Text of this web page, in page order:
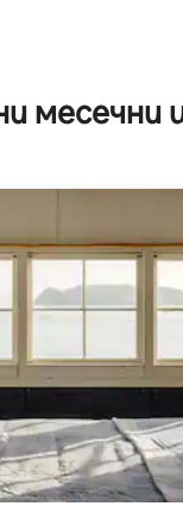
месечни